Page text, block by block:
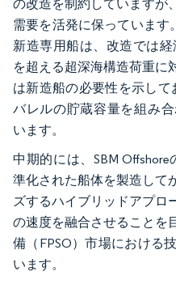
の改造を制約していますが
需要を活発に保っています
新造専用船は、改造では
を超える超深海構造荷重に
は新造船の必要性を示し
バレルの貯蔵容量を組み
います。
中期的には、SBM
準化された船体を製造して
ズするハイブリッドアプロ
の速度を融合させることを
備（FPSO）市場における
います。